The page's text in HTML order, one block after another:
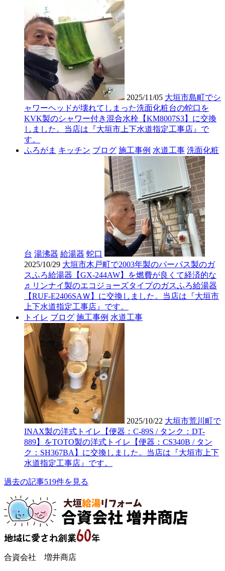
2025/11/05 大垣市島町でシ
ャワーヘッドが壊れてしまった洗面化粧台の蛇口を
KVK製のシャワー付き混合水栓【KM8007S3】に交換
しました。当店は『大垣市上下水道指定工事店』で
す。
ふろがま キッチン ブログ 施工事例 水道工事 洗面化粧
台 湯沸器 給湯器 蛇口
2025/10/29 大垣市木戸町で2003年製のパーパス製のガ
スふろ給湯器【GX-244AW】を燃費が良くて経済的な
♬リンナイ製のエコジョーズタイプのガスふろ給湯器
【RUF-E2406SAＷ】に交換しました。当店は『大垣市
上下水道指定工事店』です。
トイレ ブログ 施工事例 水道工事
2025/10/22 大垣市荒川町で
INAX製の洋式トイレ【便器：C-89S / タンク：DT-
889】をTOTO製の洋式トイレ【便器：CS340B / タン
ク：SH367BA】に交換しました。当店は『大垣市上下
水道指定工事店』です。
過去の記事519件を見る
合資会社 増井商店